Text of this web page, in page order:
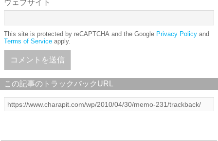
ウェブサイト
This site is protected by reCAPTCHA and the Google Privacy Policy and
Terms of Service apply.
この記事のトラックバックURL